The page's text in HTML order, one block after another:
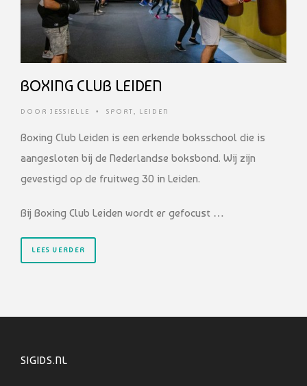
BOXING CLUB LEIDEN
DOOR JESSIELLE • SPORT, LEIDEN
Boxing Club Leiden is een erkende boksschool die is
aangesloten bij de Nederlandse boksbond. Wij zijn
gevestigd op de fruitweg 30 in Leiden.
Bij Boxing Club Leiden wordt er gefocust …
LEES VERDER
SIGIDS.NL